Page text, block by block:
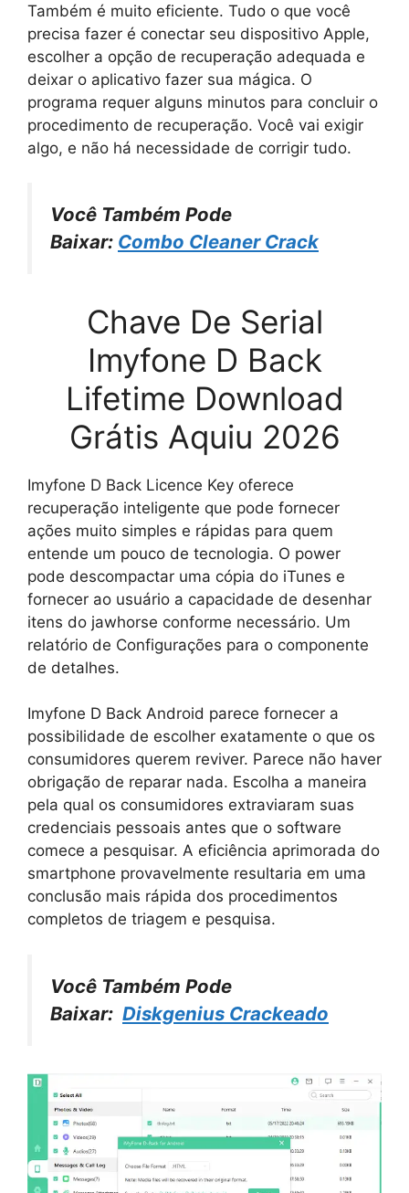
Também é muito eficiente. Tudo o que você
precisa fazer é conectar seu dispositivo Apple,
escolher a opção de recuperação adequada e
deixar o aplicativo fazer sua mágica. O
programa requer alguns minutos para concluir o
procedimento de recuperação. Você vai exigir
algo, e não há necessidade de corrigir tudo.
Você Também Pode
Baixar: Combo Cleaner Crack
Chave De Serial
Imyfone D Back
Lifetime Download
Grátis Aquiu 2026
Imyfone D Back Licence Key oferece
recuperação inteligente que pode fornecer
ações muito simples e rápidas para quem
entende um pouco de tecnologia. O power
pode descompactar uma cópia do iTunes e
fornecer ao usuário a capacidade de desenhar
itens do jawhorse conforme necessário. Um
relatório de Configurações para o componente
de detalhes.
Imyfone D Back Android parece fornecer a
possibilidade de escolher exatamente o que os
consumidores querem reviver. Parece não haver
obrigação de reparar nada. Escolha a maneira
pela qual os consumidores extraviaram suas
credenciais pessoais antes que o software
comece a pesquisar. A eficiência aprimorada do
smartphone provavelmente resultaria em uma
conclusão mais rápida dos procedimentos
completos de triagem e pesquisa.
Você Também Pode
Baixar: Diskgenius Crackeado